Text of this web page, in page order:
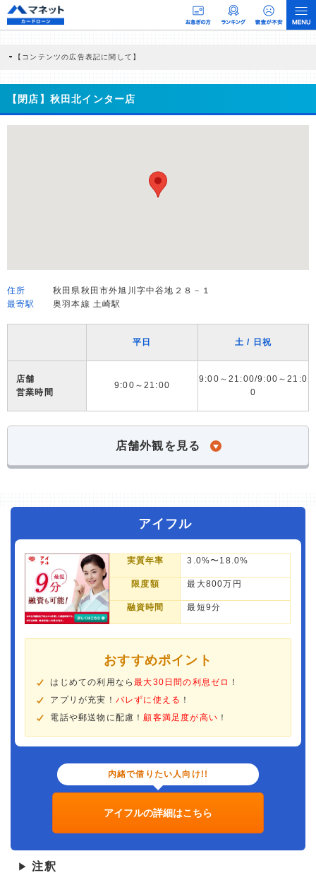
【コンテンツの広告表記に関して】
商品を根拠なくPRするものではなく、当編集部の調査／ユーザーへの口コミ収集な
どに基づき、公平性を担保した情報提供を行っています。
>提携企業一覧
【閉店】秋田北インター店
住所
秋田県秋田市外旭川字中谷地２８－１
最寄駅
奥羽本線 土崎駅
平日 土 / 日祝
店舗
営業時間
9:00～21:00
9:00～21:00/9:00～21:0
0
店舗外観を見る
アイフル
実質年率 3.0%〜18.0%
限度額 最大800万円
融資時間 最短9分
おすすめポイント
はじめての利用なら最大30日間の利息ゼロ ！
アプリが充実！ バレずに使える ！
電話や郵送物に配慮！顧客満足度が高い ！
内緒で借りたい人向け!!
アイフルの詳細はこちら
▶ 注釈